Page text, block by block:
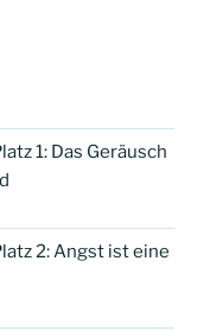
1: Das Geräusch
2: Angst ist eine